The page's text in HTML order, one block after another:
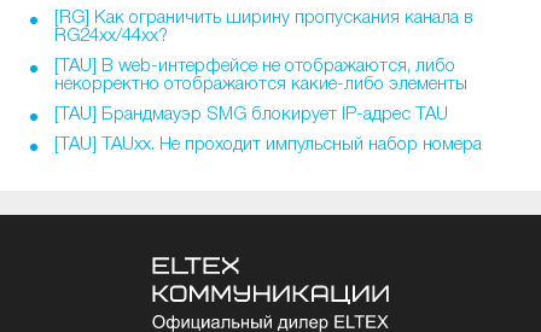
[RG] Как ограничить ширину пропускания канала в
RG24xx/44xx?
[TAU] В web-интерфейсе не отображаются, либо
некорректно отображаются какие-либо элементы
[TAU] Брандмауэр SMG блокирует IP-адрес TAU
[TAU] TAUxx. Не проходит импульсный набор номера